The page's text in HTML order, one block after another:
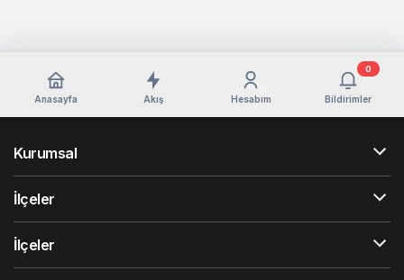
Anasayfa Akış Hesabım Bildirimler
0
Kurumsal
İlçeler
İlçeler